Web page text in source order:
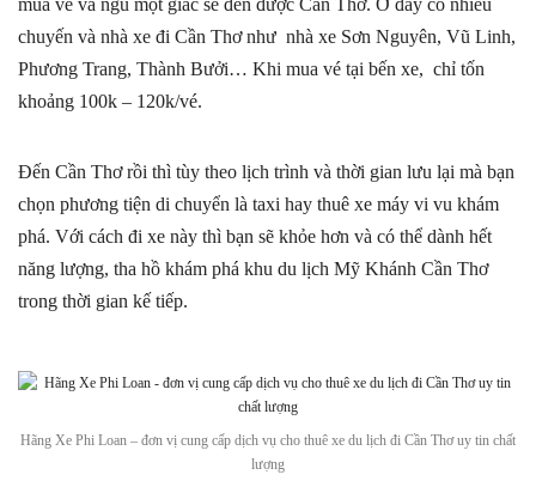
mua vé và ngủ một giấc sẽ đến được Cần Thơ. Ở đây có nhiều
chuyến và nhà xe đi Cần Thơ như nhà xe Sơn Nguyên, Vũ Linh,
Phương Trang, Thành Bưởi… Khi mua vé tại bến xe, chỉ tốn
khoảng 100k – 120k/vé.
Đến Cần Thơ rồi thì tùy theo lịch trình và thời gian lưu lại mà bạn
chọn phương tiện di chuyển là taxi hay thuê xe máy vi vu khám
phá. Với cách đi xe này thì bạn sẽ khỏe hơn và có thể dành hết
năng lượng, tha hồ khám phá khu du lịch Mỹ Khánh Cần Thơ
trong thời gian kế tiếp.
Hãng Xe Phi Loan – đơn vị cung cấp dịch vụ cho thuê xe du lịch đi Cần Thơ uy tin chất
lượng